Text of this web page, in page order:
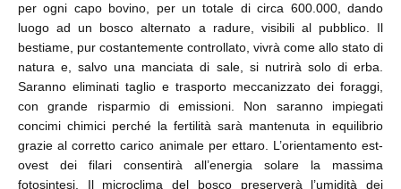
per ogni capo bovino, per un totale di circa 600.000, dando
luogo ad un bosco alternato a radure, visibili al pubblico. Il
bestiame, pur costantemente controllato, vivrà come allo stato di
natura e, salvo una manciata di sale, si nutrirà solo di erba.
Saranno eliminati taglio e trasporto meccanizzato dei foraggi,
con grande risparmio di emissioni. Non saranno impiegati
concimi chimici perché la fertilità sarà mantenuta in equilibrio
grazie al corretto carico animale per ettaro. L’orientamento est-
ovest dei filari consentirà all’energia solare la massima
fotosintesi. Il microclima del bosco preserverà l’umidità dei